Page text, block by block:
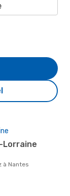
à Nantes